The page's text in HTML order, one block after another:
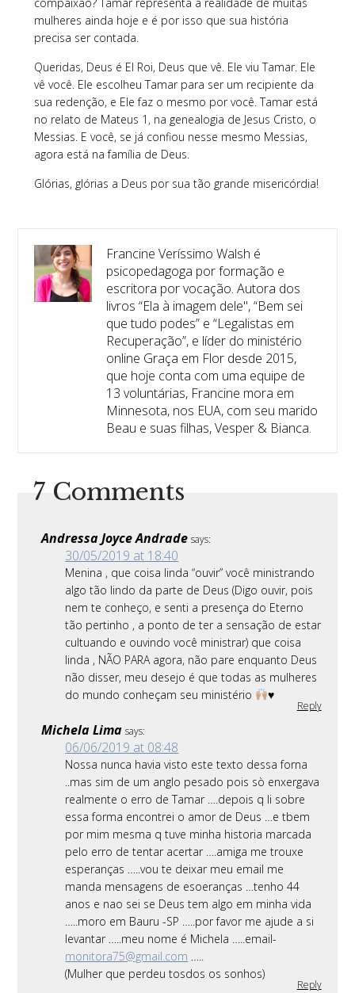
mulheres ainda hoje e é por isso que sua história
precisa ser contada.
Queridas, Deus é El Roi, Deus que vê. Ele viu Tamar. Ele
vê você. Ele escolheu Tamar para ser um recipiente da
sua redenção, e Ele faz o mesmo por você. Tamar está
no relato de Mateus 1, na genealogia de Jesus Cristo, o
Messias. E você, se já confiou nesse mesmo Messias,
agora está na família de Deus.
Glórias, glórias a Deus por sua tão grande misericórdia!
Francine Veríssimo Walsh é
psicopedagoga por formação e
escritora por vocação. Autora dos
livros “Ela à imagem dele", “Bem sei
que tudo podes” e “Legalistas em
Recuperação”, e líder do ministério
online Graça em Flor desde 2015,
que hoje conta com uma equipe de
13 voluntárias, Francine mora em
Minnesota, nos EUA, com seu marido
Beau e suas filhas, Vesper & Bianca.
7 Comments
Andressa Joyce Andrade says:
30/05/2019 at 18:40
Menina , que coisa linda “ouvir” você ministrando
algo tão lindo da parte de Deus (Digo ouvir, pois
nem te conheço, e senti a presença do Eterno
tão pertinho , a ponto de ter a sensação de estar
cultuando e ouvindo você ministrar) que coisa
linda , NÃO PARA agora, não pare enquanto Deus
não disser, meu desejo é que todas as mulheres
do mundo conheçam seu ministério
♥️
Reply
Michela Lima says:
06/06/2019 at 08:48
Nossa nunca havia visto este texto dessa forna
..mas sim de um anglo pesado pois sò enxergava
realmente o erro de Tamar ….depois q li sobre
essa forma encontrei o amor de Deus …e tbem
por mim mesma q tuve minha historia marcada
pelo erro de tentar acertar ….amiga me trouxe
esperanças …..vou te deixar meu email me
manda mensagens de esoeranças …tenho 44
anos e nao sei se Deus tem algo em minha vida
…..moro em Bauru -SP …..por favor me ajude a si
levantar …..meu nome é Michela …..email-
monitora75@gmail.com …..
(Mulher que perdeu tosdos os sonhos)
Reply